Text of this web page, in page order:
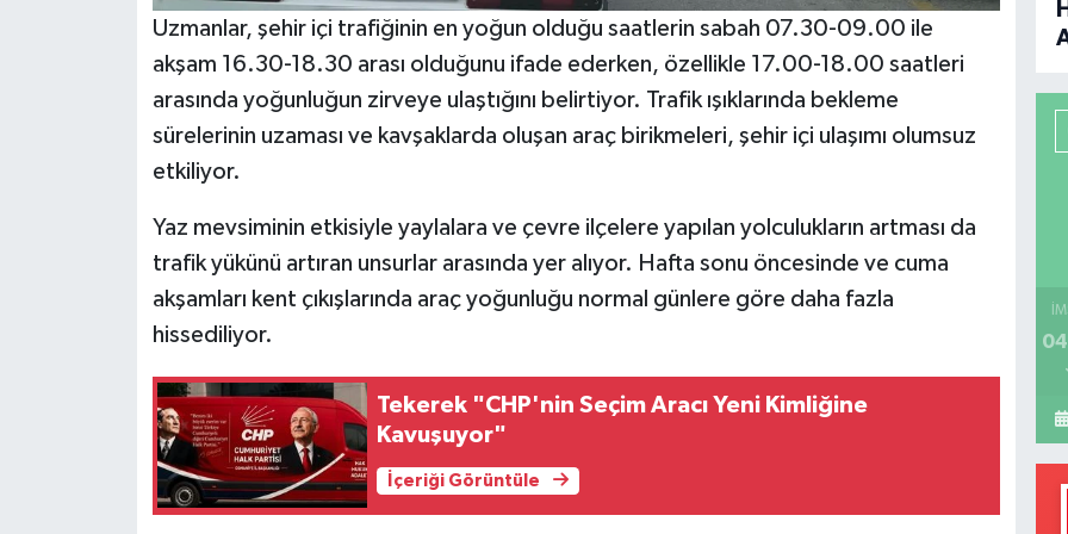
Uzmanlar, şehir içi trafiğinin en yoğun olduğu saatlerin sabah 07.30-09.00 ile
akşam 16.30-18.30 arası olduğunu ifade ederken, özellikle 17.00-18.00 saatleri
arasında yoğunluğun zirveye ulaştığını belirtiyor. Trafik ışıklarında bekleme
sürelerinin uzaması ve kavşaklarda oluşan araç birikmeleri, şehir içi ulaşımı olumsuz
etkiliyor.
Yaz mevsiminin etkisiyle yaylalara ve çevre ilçelere yapılan yolculukların artması da
trafik yükünü artıran unsurlar arasında yer alıyor. Hafta sonu öncesinde ve cuma
akşamları kent çıkışlarında araç yoğunluğu normal günlere göre daha fazla
hissediliyor.
Tekerek "CHP'nin Seçim Aracı Yeni Kimliğine
Kavuşuyor"
İçeriği Görüntüle